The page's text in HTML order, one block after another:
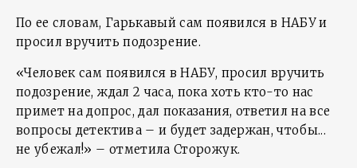
По ее словам, Гарькавый сам появился в НАБУ и
просил вручить подозрение.
«Человек сам появился в НАБУ, просил вручить
подозрение, ждал 2 часа, пока хоть кто-то нас
примет на допрос, дал показания, ответил на все
вопросы детектива – и будет задержан, чтобы...
не убежал!» – отметила Сторожук.